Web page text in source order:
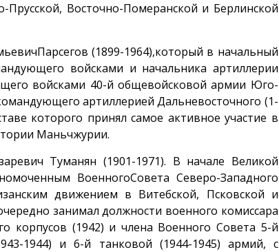
Прусской, Восточно-Померанской и Берлинской
(1899-1964),который в начальный
войсками и начальника артиллерии
войсками 40-й общевойсковой армии Юго-
артиллерией Дальневосточного (1-
которого принял самое активное участие в
Маньчжурии.
Туманян (1901-1971). В начале Великой
ВоенногоСовета Северо-Западного
движением в Витебской, Псковской и
занимал должности военного комиссара
корпусов (1942) и члена Военного Совета 5-й
1944) и 6-й танковой (1944-1945) армий, с